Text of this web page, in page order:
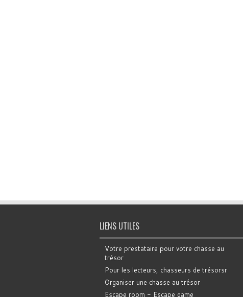
LIENS UTILES
Votre prestataire pour votre chasse au
trésor
Pour les lecteurs, chasseurs de trésorsr
Organiser une chasse au trésor
Escape room - Escape game